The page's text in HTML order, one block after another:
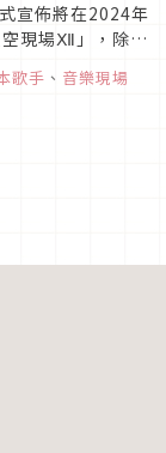
宣佈將在2024年
空現場Ⅻ」，除了
（四）在台北
歌手 、 音樂現場